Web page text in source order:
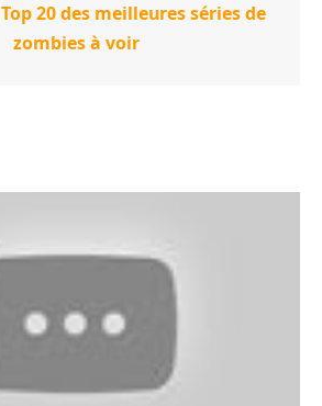
Top 20 des meilleures séries de
zombies à voir